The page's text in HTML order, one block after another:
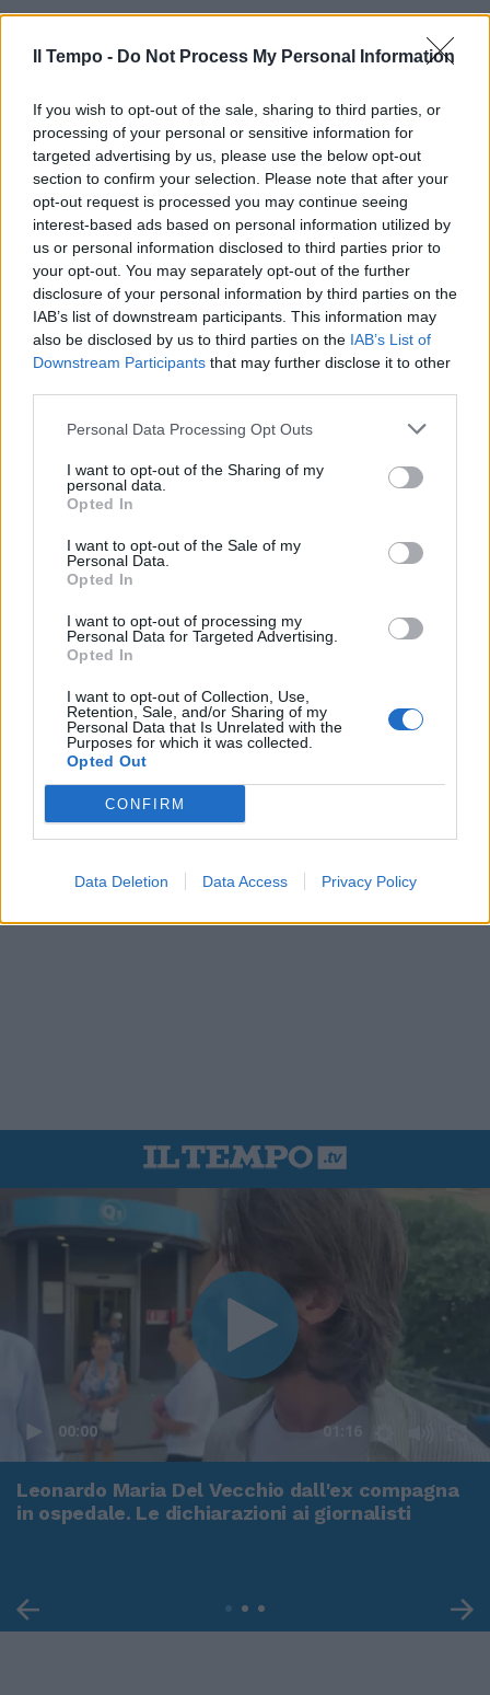
Il Tempo - Do Not Process My Personal Information
If you wish to opt-out of the sale, sharing to third parties, or
processing of your personal or sensitive information for
targeted advertising by us, please use the below opt-out
section to confirm your selection. Please note that after your
opt-out request is processed you may continue seeing
interest-based ads based on personal information utilized by
us or personal information disclosed to third parties prior to
your opt-out. You may separately opt-out of the further
disclosure of your personal information by third parties on the
IAB’s list of downstream participants. This information may
also be disclosed by us to third parties on the IAB’s List of
Downstream Participants that may further disclose it to other
Personal Data Processing Opt Outs
I want to opt-out of the Sharing of my
personal data.
Opted In
I want to opt-out of the Sale of my
Personal Data.
Opted In
I want to opt-out of processing my
Personal Data for Targeted Advertising.
Opted In
I want to opt-out of Collection, Use,
Retention, Sale, and/or Sharing of my
Personal Data that Is Unrelated with the
Purposes for which it was collected.
Opted Out
CONFIRM
Data Deletion Data Access Privacy Policy
In evidenza
00:00 01:16
Leonardo Maria Del Vecchio dall'ex compagna
in ospedale. Le dichiarazioni ai giornalisti